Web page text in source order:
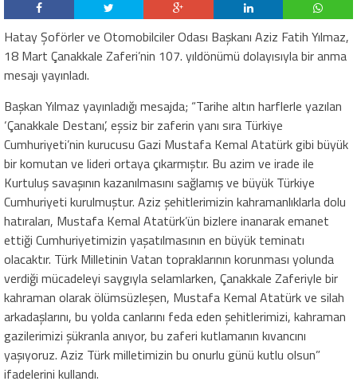
Hatay Şoförler ve Otomobilciler Odası Başkanı Aziz Fatih Yılmaz,
18 Mart Çanakkale Zaferi’nin 107. yıldönümü dolayısıyla bir anma
mesajı yayınladı.
Başkan Yılmaz yayınladığı mesajda; “Tarihe altın harflerle yazılan
‘Çanakkale Destanı’, eşsiz bir zaferin yanı sıra Türkiye
Cumhuriyeti’nin kurucusu Gazi Mustafa Kemal Atatürk gibi büyük
bir komutan ve lideri ortaya çıkarmıştır. Bu azim ve irade ile
Kurtuluş savaşının kazanılmasını sağlamış ve büyük Türkiye
Cumhuriyeti kurulmuştur. Aziz şehitlerimizin kahramanlıklarla dolu
hatıraları, Mustafa Kemal Atatürk’ün bizlere inanarak emanet
ettiği Cumhuriyetimizin yaşatılmasının en büyük teminatı
olacaktır. Türk Milletinin Vatan topraklarının korunması yolunda
verdiği mücadeleyi saygıyla selamlarken, Çanakkale Zaferiyle bir
kahraman olarak ölümsüzleşen, Mustafa Kemal Atatürk ve silah
arkadaşlarını, bu yolda canlarını feda eden şehitlerimizi, kahraman
gazilerimizi şükranla anıyor, bu zaferi kutlamanın kıvancını
yaşıyoruz. Aziz Türk milletimizin bu onurlu günü kutlu olsun”
ifadelerini kullandı.